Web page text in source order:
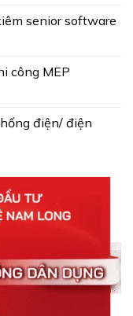
senior software
công MEP
điện/ điện